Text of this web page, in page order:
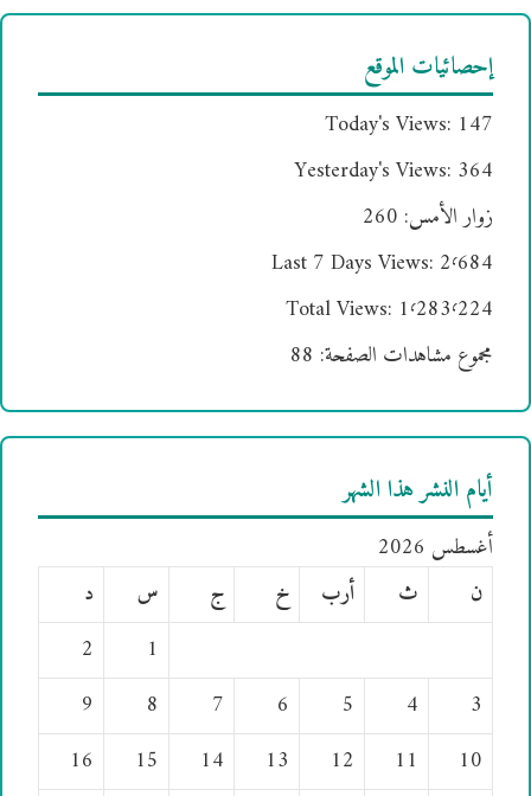
إحصائيات الموقع
Today's Views: 147
Yesterday's Views: 364
زوار الأمس: 260
Last 7 Days Views: 2٬684
Total Views: 1٬283٬224
مجموع مشاهدات الصفحة: 88
أيام النشر هذا الشهر
أغسطس 2026
ن
ث أرب خ ج س
د
1
2
3
4
5
6
7
8
9
10
11
12
13
14
15
16